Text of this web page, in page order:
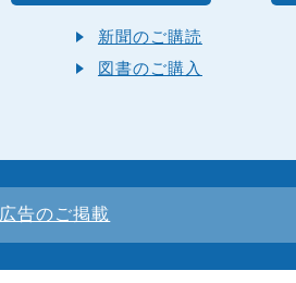
新聞のご購読
図書のご購入
広告のご掲載